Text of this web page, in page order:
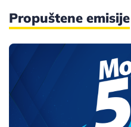
Propuštene emisije